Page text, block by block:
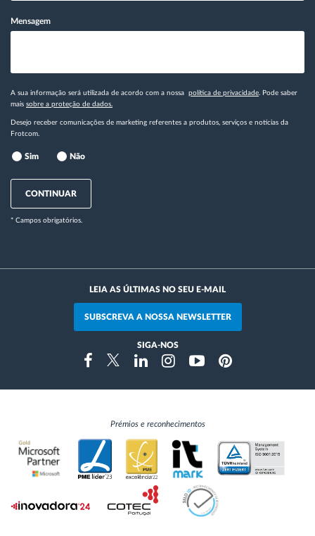
Mensagem
A sua informação será utilizada de acordo com a nossa política de privacidade . Pode saber
mais sobre a proteção de dados.
Desejo receber comunicações de marketing referentes a produtos, serviços e notícias da
Frotcom.
Sim Não
CONTINUAR
* Campos obrigatórios.
LEIA AS ÚLTIMAS NO SEU E-MAIL
SUBSCREVA A NOSSA NEWSLETTER
SIGA-NOS
FacebookTwitterLinkedinInstragramYoutubePinterest
Prémios e reconhecimentos